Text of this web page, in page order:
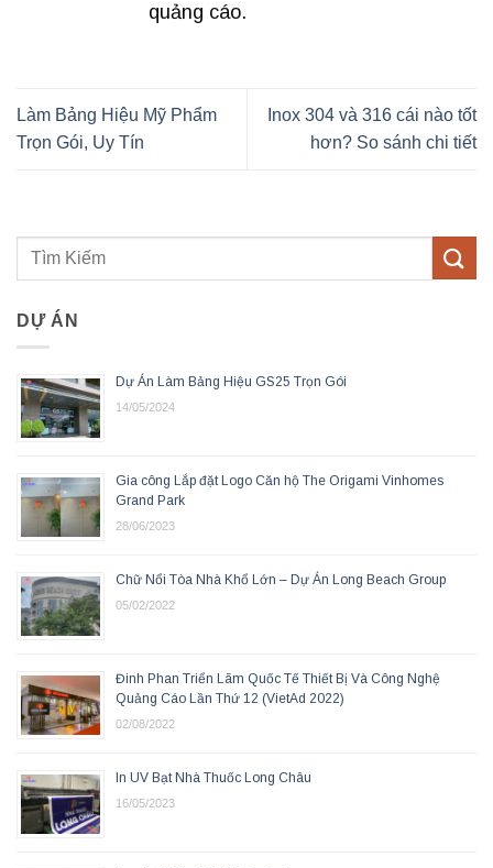
quảng cáo.
Làm Bảng Hiệu Mỹ Phẩm
Trọn Gói, Uy Tín
Inox 304 và 316 cái nào tốt
hơn? So sánh chi tiết
DỰ ÁN
Dự Án Làm Bảng Hiệu GS25 Trọn Gói
14/05/2024
Gia công Lắp đặt Logo Căn hộ The Origami Vinhomes
Grand Park
28/06/2023
Chữ Nổi Tòa Nhà Khổ Lớn – Dự Án Long Beach Group
05/02/2022
Đinh Phan Triển Lãm Quốc Tế Thiết Bị Và Công Nghệ
Quảng Cáo Lần Thứ 12 (VietAd 2022)
02/08/2022
In UV Bạt Nhà Thuốc Long Châu
16/05/2023